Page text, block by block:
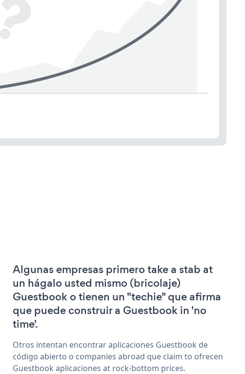
Algunas empresas primero take a stab at
un hágalo usted mismo (bricolaje)
Guestbook o tienen un "techie" que afirma
que puede construir a Guestbook in 'no
time'.
Otros intentan encontrar aplicaciones Guestbook de
código abierto o companies abroad que claim to ofrecen
Guestbook aplicaciones at rock-bottom prices.